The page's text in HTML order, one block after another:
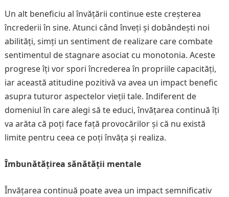
Un alt beneficiu al învățării continue este creșterea
încrederii în sine. Atunci când înveți și dobândești noi
abilități, simți un sentiment de realizare care combate
sentimentul de stagnare asociat cu monotonia. Aceste
progrese îți vor spori încrederea în propriile capacități,
iar această atitudine pozitivă va avea un impact benefic
asupra tuturor aspectelor vieții tale. Indiferent de
domeniul în care alegi să te educi, învățarea continuă îți
va arăta că poți face față provocărilor și că nu există
limite pentru ceea ce poți învăța și realiza.
Îmbunătățirea sănătății mentale
Învățarea continuă poate avea un impact semnificativ